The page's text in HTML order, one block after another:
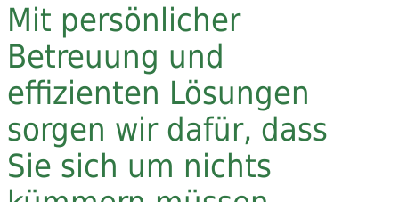
Mit persönlicher
Betreuung und
effizienten Lösungen
sorgen wir dafür, dass
Sie sich um nichts